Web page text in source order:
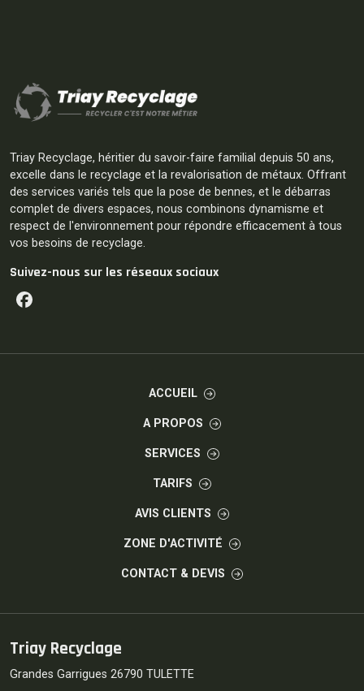
Triay Recyclage, héritier du savoir-faire familial depuis 50 ans,
excelle dans le recyclage et la revalorisation de métaux. Offrant
des services variés tels que la pose de bennes, et le débarras
complet de divers espaces, nous combinons dynamisme et
respect de l'environnement pour répondre efficacement à tous
vos besoins de recyclage.
Suivez-nous sur les réseaux sociaux
Facebook
ACCUEIL
A PROPOS
SERVICES
TARIFS
AVIS CLIENTS
ZONE D'ACTIVITÉ
CONTACT & DEVIS
Triay Recyclage
Grandes Garrigues 26790 TULETTE